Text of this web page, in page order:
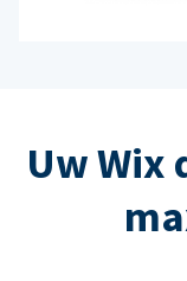
Uw Wix